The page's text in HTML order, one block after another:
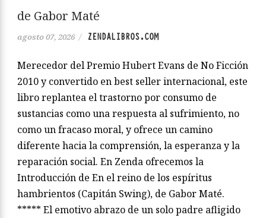
de Gabor Maté
agosto 07, 2026 / ZENDALIBROS.COM
Merecedor del Premio Hubert Evans de No Ficción
2010 y convertido en best seller internacional, este
libro replantea el trastorno por consumo de
sustancias como una respuesta al sufrimiento, no
como un fracaso moral, y ofrece un camino
diferente hacia la comprensión, la esperanza y la
reparación social. En Zenda ofrecemos la
Introducción de En el reino de los espíritus
hambrientos (Capitán Swing), de Gabor Maté.
***** El emotivo abrazo de un solo padre afligido